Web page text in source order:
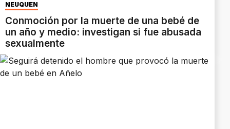
NEUQUÉN
Conmoción por la muerte de una bebé de
un año y medio: investigan si fue abusada
sexualmente